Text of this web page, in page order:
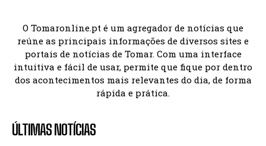
O Tomaronline.pt é um agregador de notícias que
reúne as principais informações de diversos sites e
portais de notícias de Tomar. Com uma interface
intuitiva e fácil de usar, permite que fique por dentro
dos acontecimentos mais relevantes do dia, de forma
rápida e prática.
ÚLTIMAS NOTÍCIAS